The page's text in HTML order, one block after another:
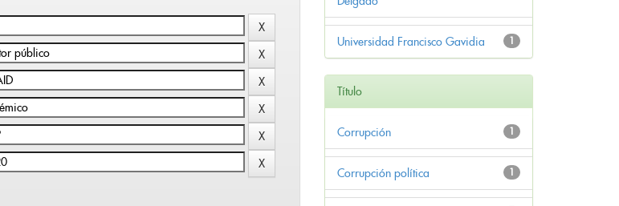
1
Universidad Francisco Gavidia
Título
1
Corrupción
1
Corrupción política